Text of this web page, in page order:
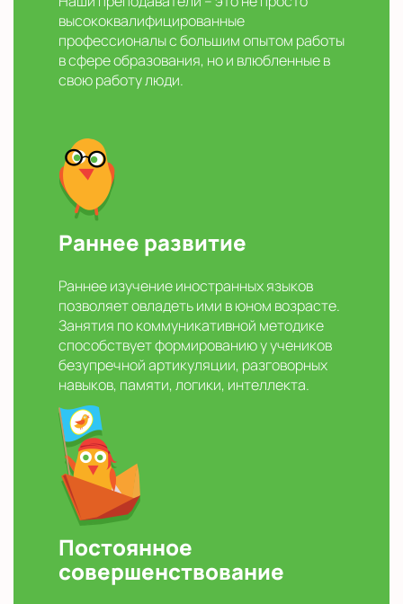
высококвалифицированные
профессионалы с большим опытом работы
в сфере образования, но и влюбленные в
свою работу люди.
Раннее развитие
Раннее изучение иностранных языков
позволяет овладеть ими в юном возрасте.
Занятия по коммуникативной методике
способствует формированию у учеников
безупречной артикуляции, разговорных
навыков, памяти, логики, интеллекта.
Постоянное
совершенствование